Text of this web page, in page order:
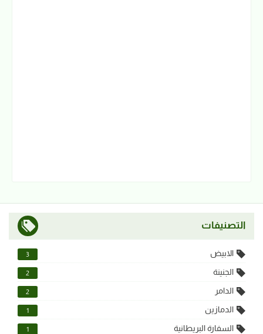
التصنيفات
الابيض 3
الجنينة 2
الدامر 2
الدمازين 1
السفارة البريطانية 1